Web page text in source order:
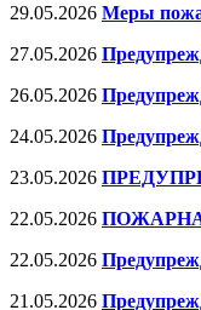
29.05.2026 Меры
27.05.2026
26.05.2026
24.05.2026
23.05.2026
22.05.2026
22.05.2026
21.05.2026